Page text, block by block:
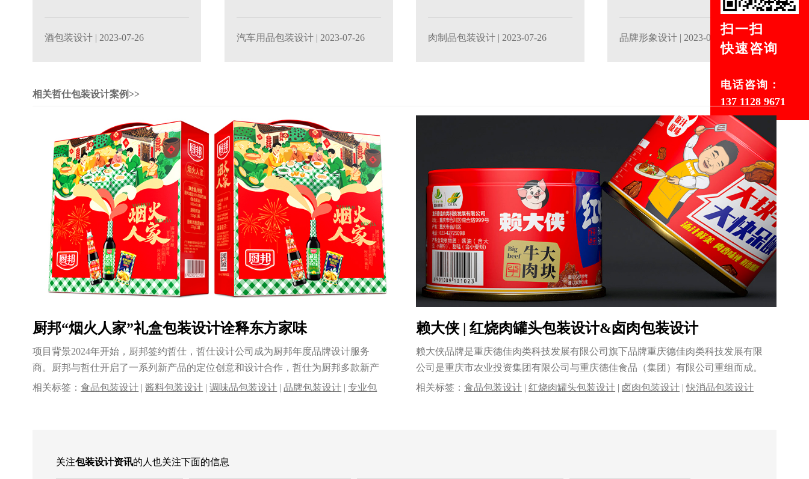
酒包装设计 | 2023-07-26 汽车用品包装设计| 2023-07-26 肉制品包装设计 | 2023-07-26
行动。我说广告学的上一层......
品牌形象设计 | 2023-07-26
相关哲仕包装设计案例>>
厨邦“烟火人家”礼盒包装设计诠释东方家味
项目背景2024年开始，厨邦签约哲仕，哲仕设计公司成为厨邦年度品牌设计服务
商。厨邦与哲仕开启了一系列新产品的定位创意和设计合作，哲仕为厨邦多款新产
品完......
相关标签：食品包装设计 |酱料包装设计 |调味品包装设计 |品牌包装设计 |专业包
赖大侠 | 红烧肉罐头包装设计&卤肉包装设计
赖大侠品牌是重庆德佳肉类科技发展有限公司旗下品牌重庆德佳肉类科技发展有限
公司是重庆市农业投资集团有限公司与重庆德佳食品（集团）有限公司重组而成。
公司专......
相关标签：食品包装设计 |红烧肉罐头包装设计 卤肉包装设计 |快消品包装设计
关注包装设计资讯的人也关注下面的信息
扫一扫
快速咨询
电话咨询：
137 1128 9671